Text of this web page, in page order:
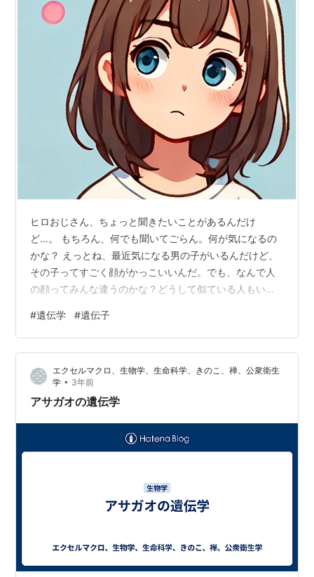
ヒロおじさん、ちょっと聞きたいことがあるんだけ
ど…。 もちろん、何でも聞いてごらん。何が気になるの
かな？ えっとね、最近気になる男の子がいるんだけど、
その子ってすごく顔がかっこいいんだ。でも、なんで人
の顔ってみんな違うのかな？どうして似ている人もいれ
人の顔がみんな違う理由は、遺伝子と環境の影響が関係
しているんだよ。 遺伝子って、お父さんとお母さんから
もらうものだよね？ そうそう、遺伝子はお父さんとお母
さんからもらう設計図みたいなものなんだ。顔の形や目
の色、髪の質感なんかは全部この遺伝子で決まるんだ
よ。でも、設計図があっても、それが全く同じ顔を…
#遺伝学 #遺伝子
エクセルマクロ、生物学、生命科学、きのこ、禅、公衆衛生
学 • 3年前
アサガオの遺伝学